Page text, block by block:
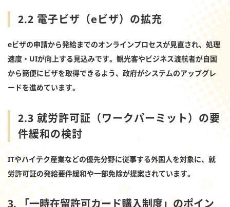
2.2 電子ビザ（eビザ）の拡充
eビザの申請から発給までのオンラインプロセスが見直され、処理
速度・UIが向上する見込みです。観光客やビジネス渡航者が自国
から簡便にビザを取得できるよう、政府がシステムのアップグレ
ードを進めています。
2.3 就労許可証（ワークパーミット）の要
件緩和の検討
ITやハイテク産業などの優先分野に従事する外国人を対象に、就
労許可証の発給要件緩和や一部免除が提案されています。
3. 「一時在留許可カード購入制度」のポイン